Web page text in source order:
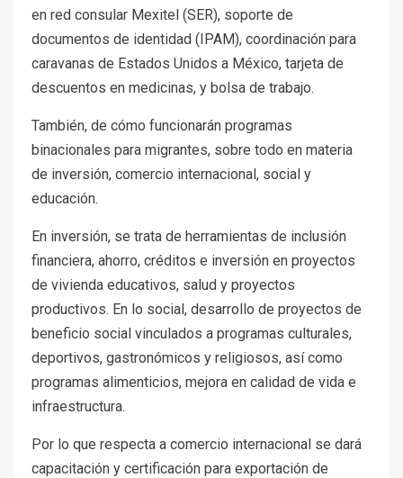
en red consular Mexitel (SER), soporte de
documentos de identidad (IPAM), coordinación para
caravanas de Estados Unidos a México, tarjeta de
descuentos en medicinas, y bolsa de trabajo.
También, de cómo funcionarán programas
binacionales para migrantes, sobre todo en materia
de inversión, comercio internacional, social y
educación.
En inversión, se trata de herramientas de inclusión
financiera, ahorro, créditos e inversión en proyectos
de vivienda educativos, salud y proyectos
productivos. En lo social, desarrollo de proyectos de
beneficio social vinculados a programas culturales,
deportivos, gastronómicos y religiosos, así como
programas alimenticios, mejora en calidad de vida e
infraestructura.
Por lo que respecta a comercio internacional se dará
capacitación y certificación para exportación de